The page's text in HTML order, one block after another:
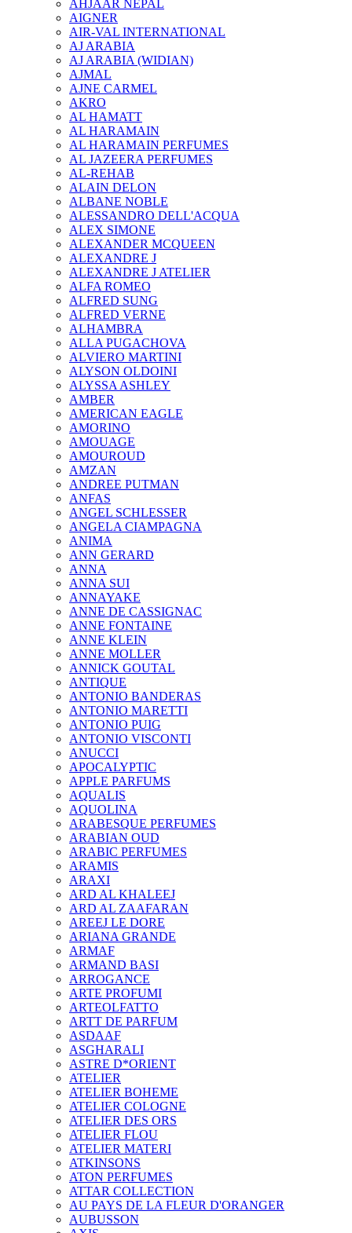
AHJAAR NEPAL
AIGNER
AIR-VAL INTERNATIONAL
AJ ARABIA
AJ ARABIA (WIDIAN)
AJMAL
AJNE CARMEL
AKRO
AL HAMATT
AL HARAMAIN
AL HARAMAIN PERFUMES
AL JAZEERA PERFUMES
AL-REHAB
ALAIN DELON
ALBANE NOBLE
ALESSANDRO DELL'ACQUA
ALEX SIMONE
ALEXANDER MCQUEEN
ALEXANDRE J
ALEXANDRE J ATELIER
ALFA ROMEO
ALFRED SUNG
ALFRED VERNE
ALHAMBRA
ALLA PUGACHOVA
ALVIERO MARTINI
ALYSON OLDOINI
ALYSSA ASHLEY
AMBER
AMERICAN EAGLE
AMORINO
AMOUAGE
AMOUROUD
AMZAN
ANDREE PUTMAN
ANFAS
ANGEL SCHLESSER
ANGELA CIAMPAGNA
ANIMA
ANN GERARD
ANNA
ANNA SUI
ANNAYAKE
ANNE DE CASSIGNAC
ANNE FONTAINE
ANNE KLEIN
ANNE MOLLER
ANNICK GOUTAL
ANTIQUE
ANTONIO BANDERAS
ANTONIO MARETTI
ANTONIO PUIG
ANTONIO VISCONTI
ANUCCI
APOCALYPTIC
APPLE PARFUMS
AQUALIS
AQUOLINA
ARABESQUE PERFUMES
ARABIAN OUD
ARABIC PERFUMES
ARAMIS
ARAXI
ARD AL KHALEEJ
ARD AL ZAAFARAN
AREEJ LE DORE
ARIANA GRANDE
ARMAF
ARMAND BASI
ARROGANCE
ARTE PROFUMI
ARTEOLFATTO
ARTT DE PARFUM
ASDAAF
ASGHARALI
ASTRE D*ORIENT
ATELIER
ATELIER BOHEME
ATELIER COLOGNE
ATELIER DES ORS
ATELIER FLOU
ATELIER MATERI
ATKINSONS
ATON PERFUMES
ATTAR COLLECTION
AU PAYS DE LA FLEUR D'ORANGER
AUBUSSON